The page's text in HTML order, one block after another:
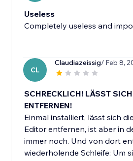
Useless
Completely useless and
CL
Claudiazeissig/ Feb 8,
SCHRECKLICH! LÄSST
ENTFERNEN!
Einmal installiert, lässt sich
Editor entfernen, ist aber in
immer noch. Und von dort
wiederholende Schleife: Um